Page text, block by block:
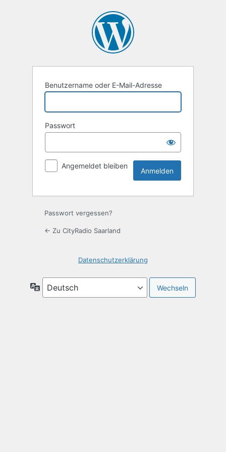
Benutzername oder E-Mail-Adresse
Passwort
Angemeldet bleiben
Passwort vergessen?
← Zu CityRadio Saarland
Datenschutzerklärung
Sprache